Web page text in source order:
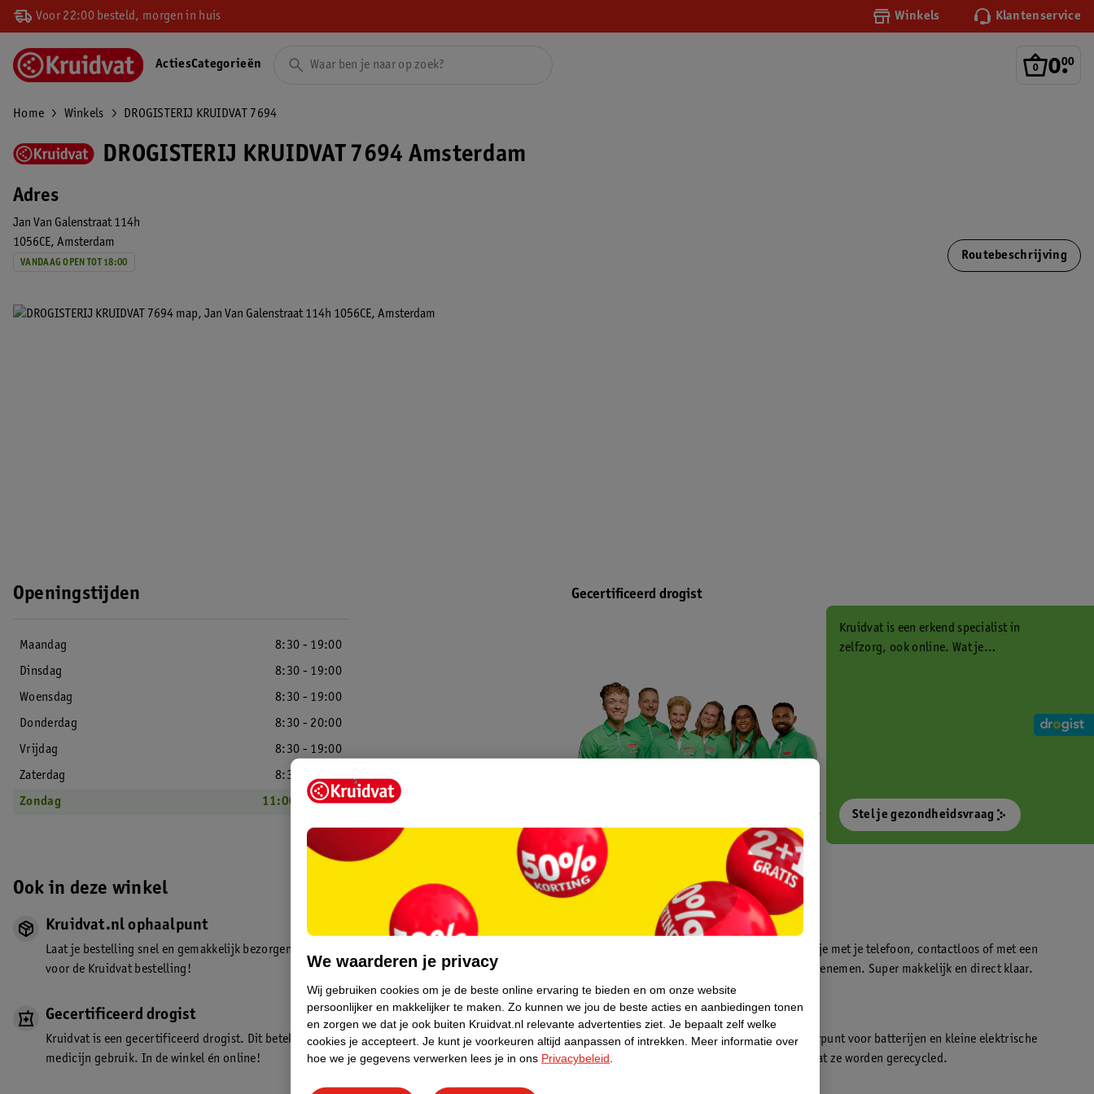
Voor 22:00 besteld, morgen in huis Winkels Klantenservice
0.
00
ActiesCategorieën
Home Winkels DROGISTERIJ KRUIDVAT 7694
DROGISTERIJ KRUIDVAT 7694 Amsterdam
Adres
Jan Van Galenstraat 114h
1056CE Amsterdam
VANDAAG OPEN TOT 18:00
Routebeschrijving
Openingstijden
Maandag
8:30 - 19:00
Dinsdag
8:30 - 19:00
Woensdag
8:30 - 19:00
Donderdag
8:30 - 20:00
Vrijdag
8:30 - 19:00
Zaterdag
8:30 - 19:00
Zondag
11:00 - 18:00
Gecertificeerd drogist
Kruidvat is een erkend specialist in
zelfzorg, ook online. Wat je
Stel je gezondheidsvraag
Ook in deze winkel
Kruidvat.nl ophaalpunt
Laat je bestelling snel en gemakkelijk bezorgen in de winkel. Zo hoef je niet thuis te blijven
voor de Kruidvat bestelling!
Gecertificeerd drogist
Kruidvat is een gecertificeerd drogist. Dit betekent dat je deskundig advies krijgt over
medicijn gebruik. In de winkel én online!
Kruidvat fotokiosk
In de winkel vind je een fotokiosk waarmee je met je telefoon, contactloos of met een
geheugenkaartje, jouw foto’s direct kan meenemen. Super makkelijk en direct klaar.
WeCycle inleverpunt
In deze Kruidvat vind je een WeCycle inleverpunt voor batterijen en kleine elektrische
apparaten. Deze kan je gratis inleveren zodat ze worden gerecycled.
We waarderen je privacy
Wij gebruiken cookies om je de beste online ervaring te bieden en om onze website
persoonlijker en makkelijker te maken. Zo kunnen we jou de beste acties en aanbiedingen tonen
en zorgen we dat je ook buiten Kruidvat.nl relevante advertenties ziet. Je bepaalt zelf welke
cookies je accepteert. Je kunt je voorkeuren altijd aanpassen of intrekken.
Meer informatie over
hoe we je gegevens verwerken lees je in ons Privacybeleid